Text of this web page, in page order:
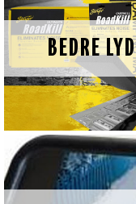
BEDRE LYD